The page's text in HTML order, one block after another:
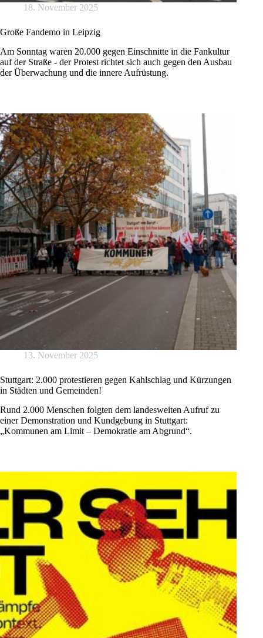
18. November 2025
Große Fandemo in Leipzig
Am Sonntag waren 20.000 gegen Einschnitte in die Fankultur
auf der Straße - der Protest richtet sich auch gegen den Ausbau
der Überwachung und die innere Aufrüstung.
13. November 2025
Stuttgart: 2.000 protestieren gegen Kahlschlag und Kürzungen
in Städten und Gemeinden!
Rund 2.000 Menschen folgten dem landesweiten Aufruf zu
einer Demonstration und Kundgebung in Stuttgart:
„Kommunen am Limit – Demokratie am Abgrund“.